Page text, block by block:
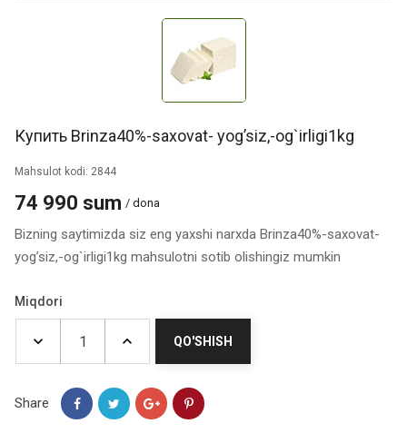
Купить Brinza40%-saxovat- yog’siz,-og`irligi1kg
Mahsulot kodi: 2844
74 990 sum / dona
Bizning saytimizda siz eng yaxshi narxda Brinza40%-saxovat-
yog’siz,-og`irligi1kg mahsulotni sotib olishingiz mumkin
Miqdori
QO'SHISH
Share